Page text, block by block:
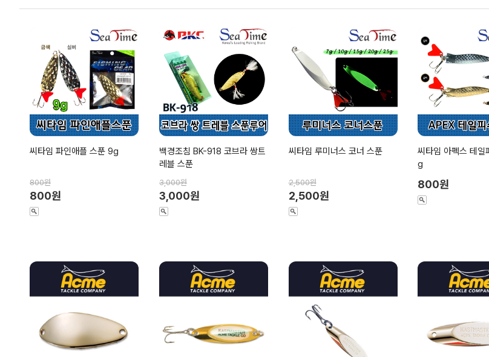
씨타임 파인애플 스푼 9g
800원
800원
백경조침 BK-918 코브라 쌍트
레블 스푼
3,000원
3,000원
씨타임 루미너스 코너 스푼
2,500원
2,500원
씨타임 아펙스 테일
g
800원